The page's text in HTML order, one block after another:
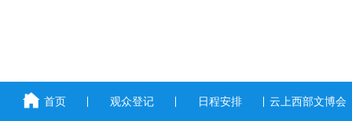
首页 观众登记 日程安排 云上西部文博会